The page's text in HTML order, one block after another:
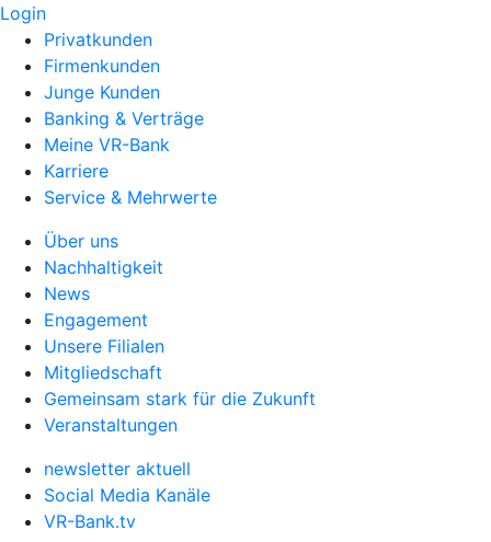
Login
Privatkunden
Firmenkunden
Junge Kunden
Banking & Verträge
Meine VR-Bank
Karriere
Service & Mehrwerte
Über uns
Nachhaltigkeit
News
Engagement
Unsere Filialen
Mitgliedschaft
Gemeinsam stark für die Zukunft
Veranstaltungen
newsletter aktuell
Social Media Kanäle
VR-Bank.tv